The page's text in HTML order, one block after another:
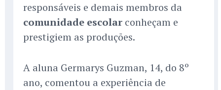
responsáveis e demais membros da
comunidade escolar conheçam e
prestigiem as produções.
A aluna Germarys Guzman, 14, do 8º
ano, comentou a experiência de